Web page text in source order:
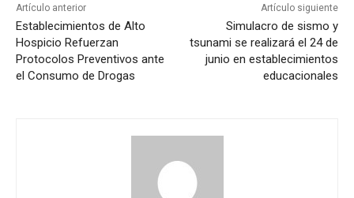
Artículo anterior
Establecimientos de Alto
Hospicio Refuerzan
Protocolos Preventivos ante
el Consumo de Drogas
Artículo siguiente
Simulacro de sismo y
tsunami se realizará el 24 de
junio en establecimientos
educacionales